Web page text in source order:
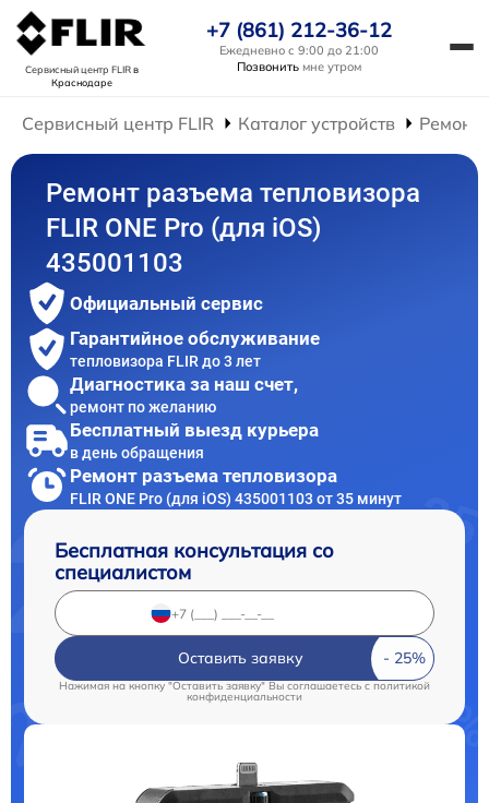
Сервисный центр FLIRв
Краснодаре
+7 (861) 212-36-12
Ежедневно с 9:00 до 21:00
Позвонить мне утром
Сервисный центр FLIR Каталог устройств Ремонт
Ремонт разъема тепловизора
FLIR ONE Pro (для iOS)
435001103
Официальный сервис
Гарантийное обслуживание
тепловизора FLIR до 3 лет
Диагностика за наш счет,
ремонт по желанию
Бесплатный выезд курьера
в день обращения
Ремонт разъема тепловизора
FLIR ONE Pro (для iOS) 435001103 от 35 минут
Бесплатная консультация со
специалистом
Оставить заявку
Нажимая на кнопку "Оставить заявку" Вы соглашаетесь c политикой
конфиденциальности